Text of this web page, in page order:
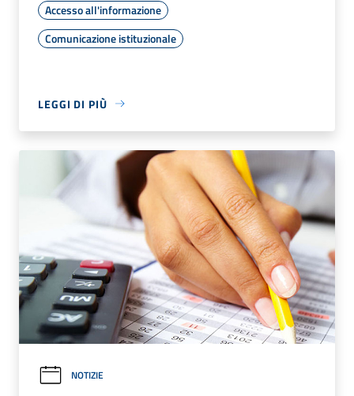
Accesso all'informazione
Comunicazione istituzionale
LEGGI DI PIÙ
NOTIZIE